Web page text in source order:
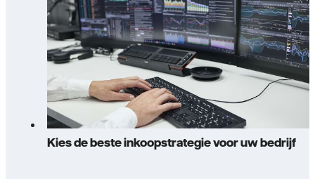
Kies de beste inkoopstrategie voor uw bedrijf